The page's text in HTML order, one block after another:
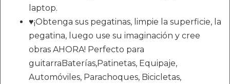
laptop.
♥¡Obtenga sus pegatinas, limpie la superficie, la
pegatina, luego use su imaginación y cree
obras AHORA! Perfecto para
guitarraBaterías,Patinetas, Equipaje,
Automóviles, Parachoques, Bicicletas,